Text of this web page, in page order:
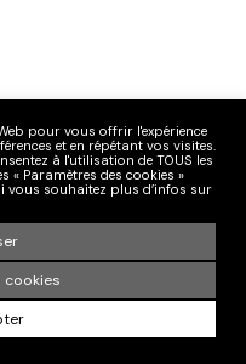
Search
pour vous offrir l'expérience
et en répétant vos visites.
à l'utilisation de TOUS les
« Paramètres des cookies »
vous souhaitez plus d’infos sur
cookies